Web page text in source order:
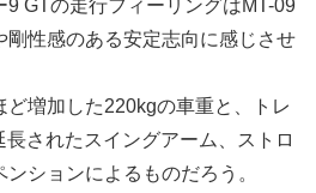
9 GTの走行フィーリングはMT-09
剛性感のある安定志向に感じさせ
ど増加した220kgの車重と、トレ
されたスイングアーム、ストロ
ションによるものだろう。